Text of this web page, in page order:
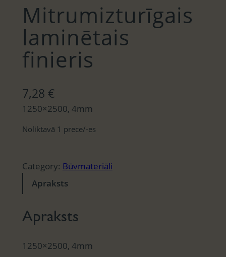
Mitrumizturīgais
laminētais
finieris
7,28 €
1250×2500, 4mm
Noliktavā 1 prece/-es
Category: Būvmateriāli
Apraksts
Apraksts
1250×2500, 4mm